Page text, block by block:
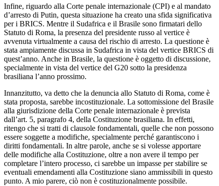
Infine, riguardo alla Corte penale internazionale (CPI) e al mandato
d’arresto di Putin, questa situazione ha creato una sfida significativa
per i BRICS. Mentre il Sudafrica e il Brasile sono firmatari dello
Statuto di Roma, la presenza del presidente russo al vertice è
avvenuta virtualmente a causa del rischio di arresto. La questione è
stata ampiamente discussa in Sudafrica in vista del vertice BRICS di
quest’anno. Anche in Brasile, la questione è oggetto di discussione,
specialmente in vista del vertice del G20 sotto la presidenza
brasiliana l’anno prossimo.
Innanzitutto, va detto che la denuncia allo Statuto di Roma, come è
stata proposta, sarebbe incostituzionale. La sottomissione del Brasile
alla giurisdizione della Corte penale internazionale è prevista
dall’art. 5, paragrafo 4, della Costituzione brasiliana. In effetti,
ritengo che si tratti di clausole fondamentali, quelle che non possono
essere soggette a modifiche, specialmente perché garantiscono i
diritti fondamentali. In altre parole, anche se si volesse apportare
delle modifiche alla Costituzione, oltre a non avere il tempo per
completare l’intero processo, ci sarebbe un impasse per stabilire se
eventuali emendamenti alla Costituzione siano ammissibili in questo
punto. A mio parere, ciò non è costituzionalmente possibile.